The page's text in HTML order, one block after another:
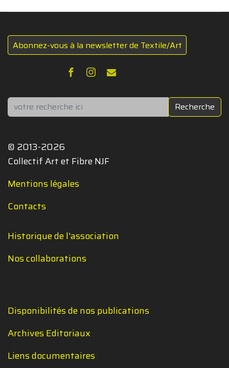
Abonnez-vous à la newsletter de Textile/Art
Rechercher Recherche
© 2013-2026
Collectif Art et Fibre NJF
Mentions légales
Contacts
Historique de l'association
Nos collaborations
Disponibilités de nos publications
Archives Editoriaux
Liens documentaires